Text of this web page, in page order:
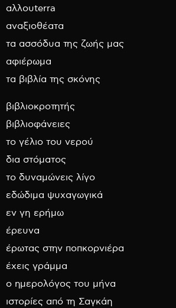
αλλουterra
αναξιοθέατα
τα ασσόδυα της ζωής μας
αφιέρωμα
τα βιβλία της σκόνης
βιβλιοκροτητής
βιβλιοφάνειες
το γέλιο του νερού
δια στόματος
το δυναμώνεις λίγο
εδώδιμα ψυχαγωγικά
εν γη ερήμω
έρευνα
έρωτας στην ποπκορνιέρα
έχεις γράμμα
ο ημερολόγος του μήνα
ιστορίες από τη Σαγκάη